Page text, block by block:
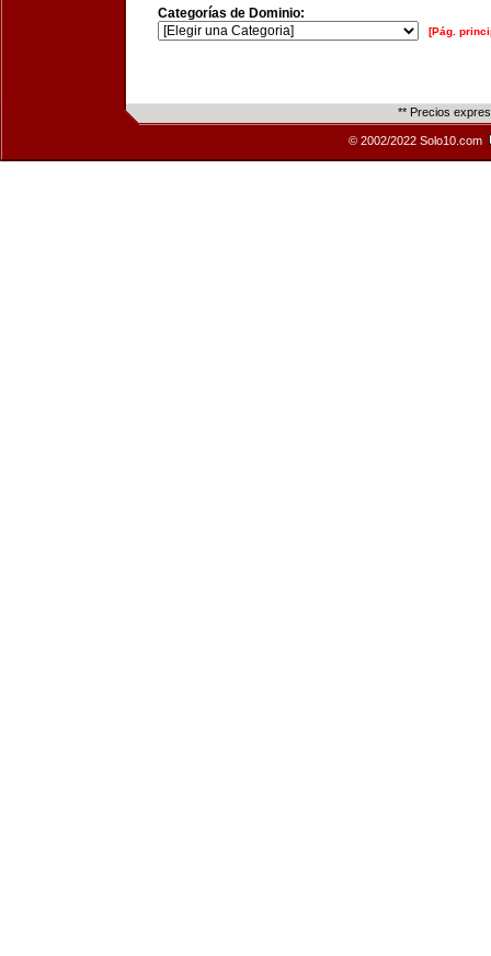
Categorías de Dominio:
[Pág.
** Precios
© 2002/2022 Solo10.com